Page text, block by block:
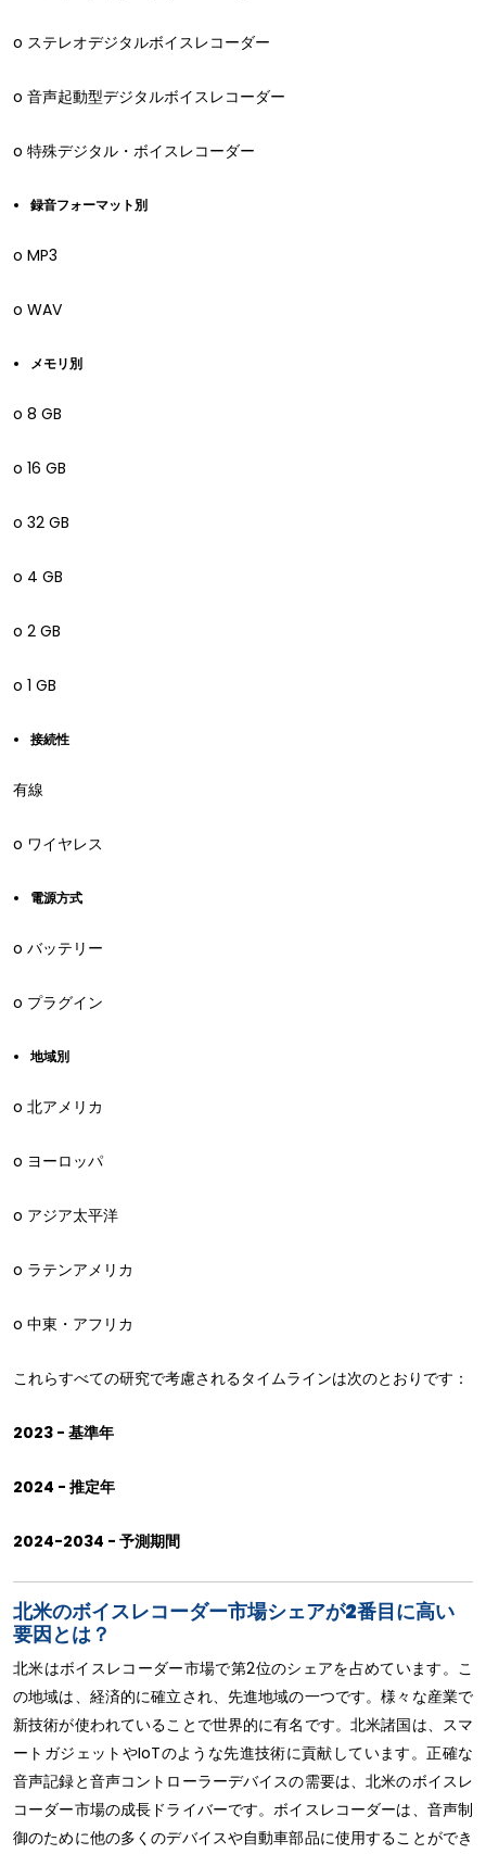
o ステレオデジタルボイスレコーダー
o 音声起動型デジタルボイスレコーダー
o 特殊デジタル・ボイスレコーダー
録音フォーマット別
o MP3
o WAV
メモリ別
o 8 GB
o 16 GB
o 32 GB
o 4 GB
o 2 GB
o 1 GB
接続性
有線
o ワイヤレス
電源方式
o バッテリー
o プラグイン
地域別
o 北アメリカ
o ヨーロッパ
o アジア太平洋
o ラテンアメリカ
o 中東・アフリカ
これらすべての研究で考慮されるタイムラインは次のとおりです：
2023 - 基準年
2024 - 推定年
2024-2034 - 予測期間
北米のボイスレコーダー市場シェアが2番目に高い
要因とは？
北米はボイスレコーダー市場で第2位のシェアを占めています。こ
の地域は、経済的に確立され、先進地域の一つです。様々な産業で
新技術が使われていることで世界的に有名です。北米諸国は、スマ
ートガジェットやIoTのような先進技術に貢献しています。正確な
音声記録と音声コントローラーデバイスの需要は、北米のボイスレ
コーダー市場の成長ドライバーです。ボイスレコーダーは、音声制
御のために他の多くのデバイスや自動車部品に使用することができ